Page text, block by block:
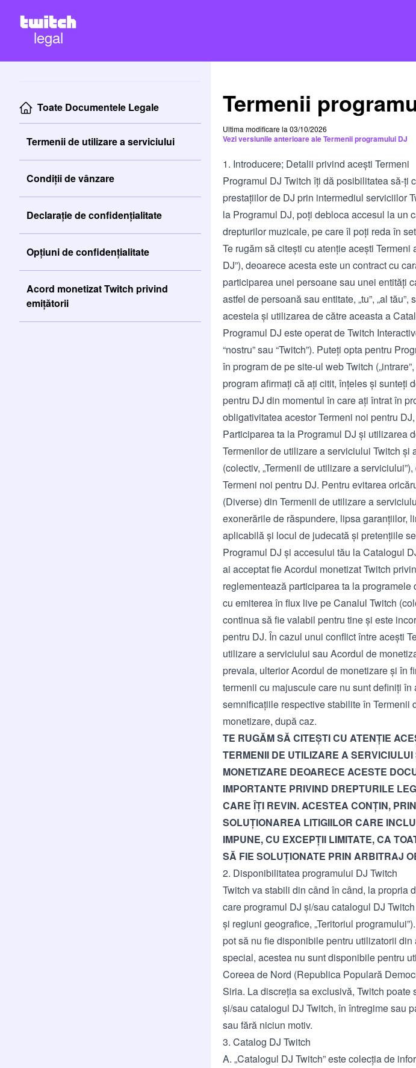
legal
Toate Documentele Legale
Termenii de utilizare a serviciului
Condiții de vânzare
Declarație de confidențialitate
Opțiuni de confidențialitate
Acord monetizat Twitch privind
emițătorii
Termenii
Ultima modificare la 03/10/2026
Vezi versiunile anterioare ale Termenii programului DJ
1. Introducere; Detalii privind acești Termeni
Programul DJ Twitch îți dă posibilitatea să-ți
prestațiilor de DJ prin intermediul serviciilor
la Programul DJ, poți debloca accesul la un
drepturilor muzicale, pe care îl poți reda în
Te rugăm să citești cu atenție acești
DJ”), deoarece acesta este un contract cu
participarea unei persoane sau unei entități
astfel de persoană sau entitate, „tu”, „al
acesteia și utilizarea de către aceasta a
Programul DJ este operat de Twitch
“nostru” sau “Twitch”). Puteți opta pentru
în program de pe site-ul web Twitch
program afirmați că ați citit, înțeles și sunteți
pentru DJ din momentul în care ați întrat în
obligativitatea acestor Termeni noi pentru
Participarea ta la Programul DJ și utilizarea
Termenilor de utilizare a serviciului Twitch și
(colectiv, „Termenii de utilizare a
Termeni noi pentru DJ. Pentru evitarea
(Diverse) din Termenii de utilizare a
exonerările de răspundere, lipsa garanțiilor,
aplicabilă și locul de judecată și pretențiile
Programul DJ și accesului tău la Catalogul
ai acceptat fieAcordul monetizat Twitch
reglementează participarea ta la
cu emiterea în flux live pe Canalul Twitch
continua să fie valabil pentru tine și este
pentru DJ. În cazul unui conflict între acești
utilizare a serviciului sau Acordul de
prevala, ulterior Acordul de monetizare și în
termenii cu majuscule care nu sunt definiți
semnificațiile respective stabilite în
monetizare, după caz.
TE RUGĂM SĂ CITEȘTI CU ATENȚIE
TERMENII DE UTILIZARE A
MONETIZARE DEOARECE ACESTE
IMPORTANTE PRIVIND DREPTURILE
CARE ÎȚI REVIN. ACESTEA CONȚIN,
SOLUȚIONAREA LITIGIILOR CARE
IMPUNE, CU EXCEPȚII LIMITATE, CA
SĂ FIE SOLUȚIONATE PRIN ARBITRAJ
2. Disponibilitatea programului DJ Twitch
Twitch va stabili din când în când, la propria
care programul DJ și/sau catalogul DJ
și regiuni geografice, „Teritoriul
pot să nu fie disponibile pentru utilizatorii
special, acestea nu sunt disponibile pentru
Coreea de Nord (Republica Populară
Siria. La discreția sa exclusivă, Twitch
și/sau catalogul DJ Twitch, în întregime sau
sau fără niciun motiv.
3. Catalog DJ Twitch
A. „Catalogul DJ Twitch” este colecția de